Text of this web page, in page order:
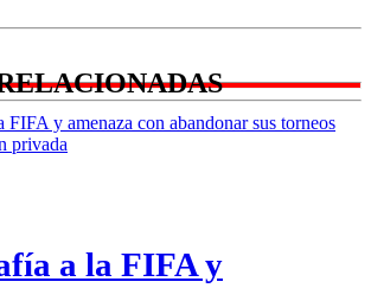
a la FIFA y